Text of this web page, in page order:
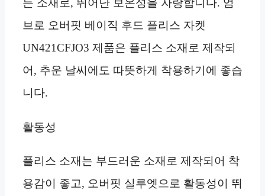
든 소재로, 뛰어난 보온성을 자랑합니다. 엄
브로 오버핏 베이직 후드 플리스 자켓
UN421CFJO3 제품은 플리스 소재로 제작되
어, 추운 날씨에도 따뜻하게 착용하기에 좋습
니다.
활동성
플리스 소재는 부드러운 소재로 제작되어 착
용감이 좋고, 오버핏 실루엣으로 활동성이 뛰